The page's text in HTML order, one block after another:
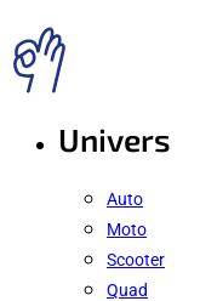
Univers
Auto
Moto
Scooter
Quad